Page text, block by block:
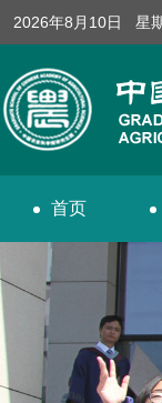
2026年8月10日 星
首页